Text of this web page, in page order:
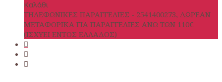
Καλάθι
ΤΗΛΕΦΩΝΙΚΕΣ ΠΑΡΑΓΓΕΛΙΕΣ - 2541400273, ΔΩΡΕΑΝ
ΜΕΤΑΦΟΡΙΚΑ ΓΙΑ ΠΑΡΑΓΓΕΛΙΕΣ ΑΝΩ ΤΩΝ 110€
(ΙΣΧΥΕΙ ΕΝΤΟΣ ΕΛΛΑΔΟΣ)